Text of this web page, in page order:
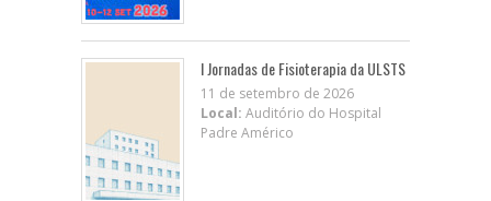
I Jornadas de Fisioterapia da ULSTS
11 de setembro de 2026
Local: Auditório do Hospital
Padre Américo